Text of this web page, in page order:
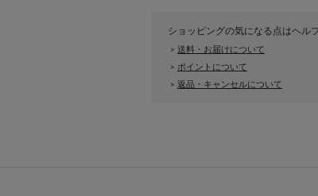
ショッピングの気になる点はヘル
> 送料・お届けについて
> ポイントについて
> 返品・キャンセルについて